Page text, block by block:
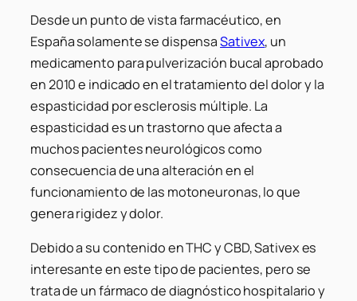
Desde un punto de vista farmacéutico, en
España solamente se dispensaSativex, un
medicamento para pulverización bucal aprobado
en 2010 e indicado en el tratamiento del dolor y la
espasticidad por esclerosis múltiple. La
espasticidad es un trastorno que afecta a
muchos pacientes neurológicos como
consecuencia de una alteración en el
funcionamiento de las motoneuronas, lo que
genera rigidez y dolor.
Debido a su contenido en THC y CBD, Sativex es
interesante en este tipo de pacientes, pero se
trata de un fármaco de diagnóstico hospitalario y